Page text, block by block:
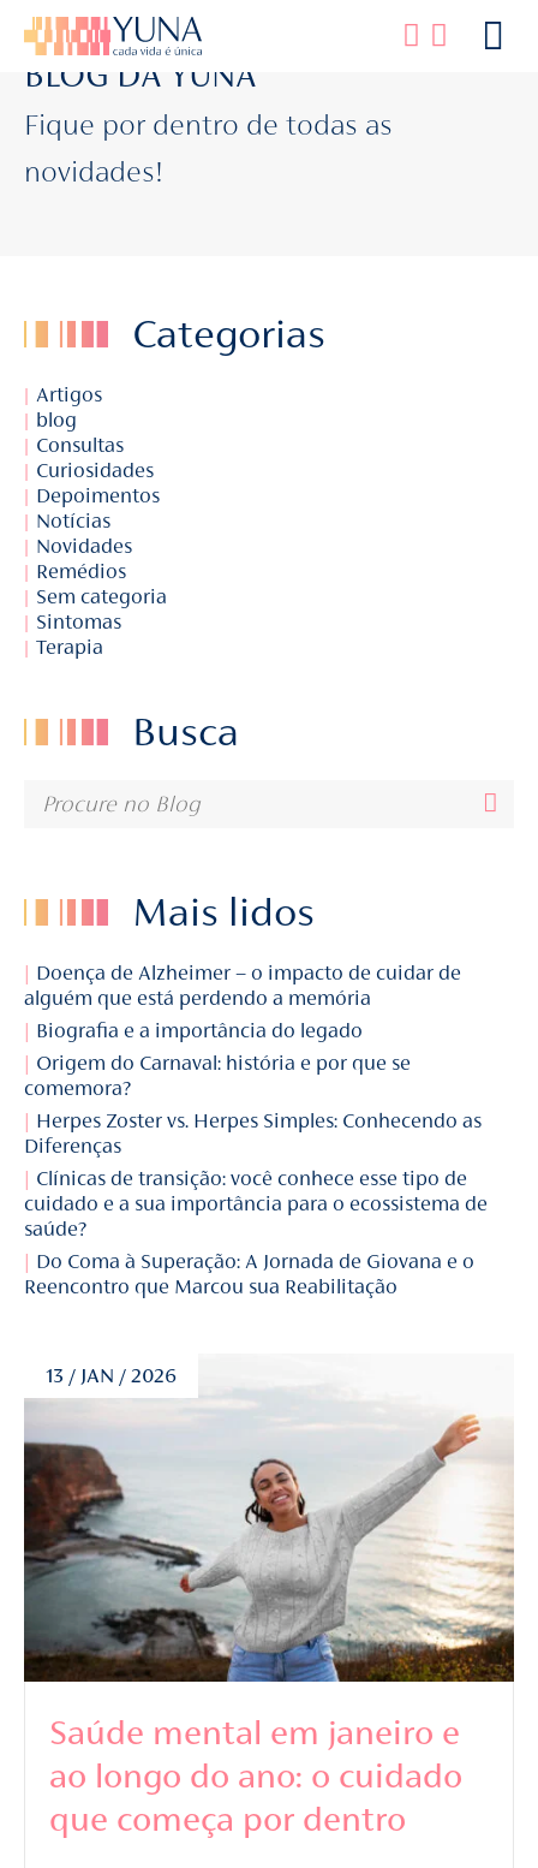
BLOG DA YUNA
Fique por dentro de todas as
novidades!
Categorias
Artigos
blog
Consultas
Curiosidades
Depoimentos
Notícias
Novidades
Remédios
Sem categoria
Sintomas
Terapia
Busca
Mais lidos
Doença de Alzheimer – o impacto de cuidar de
alguém que está perdendo a memória
Biografia e a importância do legado
Origem do Carnaval: história e por que se
comemora?
Herpes Zoster vs. Herpes Simples: Conhecendo as
Diferenças
Clínicas de transição: você conhece esse tipo de
cuidado e a sua importância para o ecossistema de
saúde?
Do Coma à Superação: A Jornada de Giovana e o
Reencontro que Marcou sua Reabilitação
13 / JAN / 2026
Saúde mental em janeiro e
ao longo do ano: o cuidado
que começa por dentro